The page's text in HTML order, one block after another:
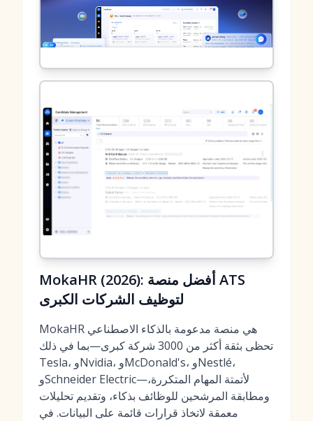
MokaHR (2026): أفضل منصة ATS
لتوظيف الشركات الكبرى
MokaHR هي منصة مدعومة بالذكاء الاصطناعي
تحظى بثقة أكثر من 3000 شركة كبرى—بما في ذلك
Tesla، وNvidia، وMcDonald's، وNestlé،
وSchneider Electric—لأتمتة المهام المتكررة،
ومطابقة المرشحين للوظائف بذكاء، وتقديم تحليلات
معمقة لاتخاذ قرارات قائمة على البيانات. في